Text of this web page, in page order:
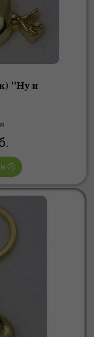
"Ну и
🤑